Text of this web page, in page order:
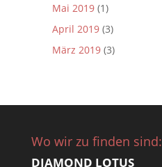
Mai 2019(1)
April 2019(3)
März 2019(3)
Wo wir zu finden sind:
DIAMOND LOTUS